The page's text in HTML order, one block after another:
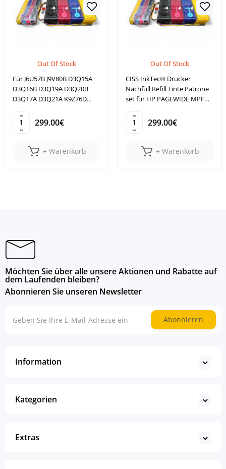
Out Of Stock
Für J6U57B J9V80B D3Q15A
D3Q16B D3Q19A D3Q20B
D3Q17A D3Q21A K9Z76D
299.00€
+ Warenkorb
Out Of Stock
CISS InkTec® Drucker
Nachfüll Refill Tinte Patrone
set für HP PAGEWIDE MPF
299.00€
+ Warenkorb
Möchten Sie über alle unsere Aktionen und Rabatte auf
dem Laufenden bleiben?
Abonnieren Sie unseren Newsletter
Abonnieren
Information
Kategorien
Extras